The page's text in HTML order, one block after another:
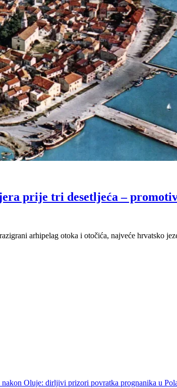
prije tri desetljeća –
arhipelag otoka i otočića, najveće hrvatsko
nakon Oluje: dirljivi prizori povratka prognanika u